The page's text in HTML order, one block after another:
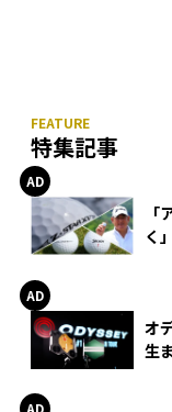
特集記事
く
オ
生